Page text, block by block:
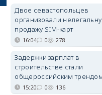
Двое севастопольцев
организовали
продажу SIM-карт
16:04 0 278
Задержки зарплат в
строительстве стали
общероссийским
15:20 0 136